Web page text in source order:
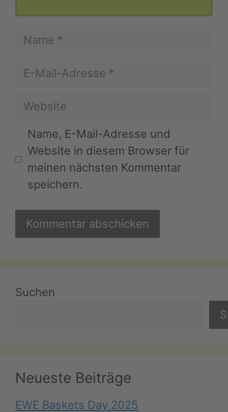
Name
E-
Adresse
Website
Name, E-Mail-Adresse und
Website in diesem Browser für
meinen nächsten Kommentar
speichern.
Suchen
Neueste Beiträge
EWE Baskets Day 2025